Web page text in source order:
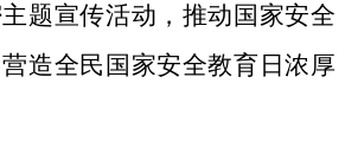
题宣传活动，推动国家安全
造全民国家安全教育日浓厚